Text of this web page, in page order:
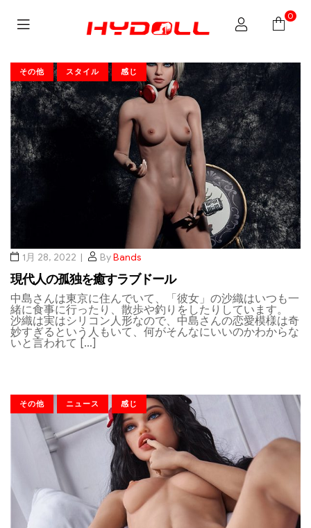
0
その他 スタイル 感じ
1月 28, 2022 ByBands
現代人の孤独を癒すラブドール
中島さんは東京に住んでいて、「彼女」の沙織はいつも一
緒に食事に行ったり、散歩や釣りをしたりしています。
沙織は実はシリコン人形なので、中島さんの恋愛模様は奇
妙すぎるという人もいて、何がそんなにいいのかわからな
いと言われて […]
その他 ニュース 感じ